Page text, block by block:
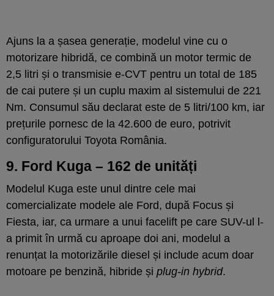
Ajuns la a șasea generație, modelul vine cu o
motorizare hibridă, ce combină un motor termic de
2,5 litri și o transmisie e-CVT pentru un total de 185
de cai putere și un cuplu maxim al sistemului de 221
Nm. Consumul său declarat este de 5 litri/100 km, iar
prețurile pornesc de la 42.600 de euro, potrivit
configuratorului Toyota România.
9. Ford Kuga – 162 de unități
Modelul Kuga este unul dintre cele mai
comercializate modele ale Ford, după Focus și
Fiesta, iar, ca urmare a unui facelift pe care SUV-ul l-
a primit în urmă cu aproape doi ani, modelul a
renunțat la motorizările diesel și include acum doar
motoare pe benzină, hibride și plug-in hybrid.